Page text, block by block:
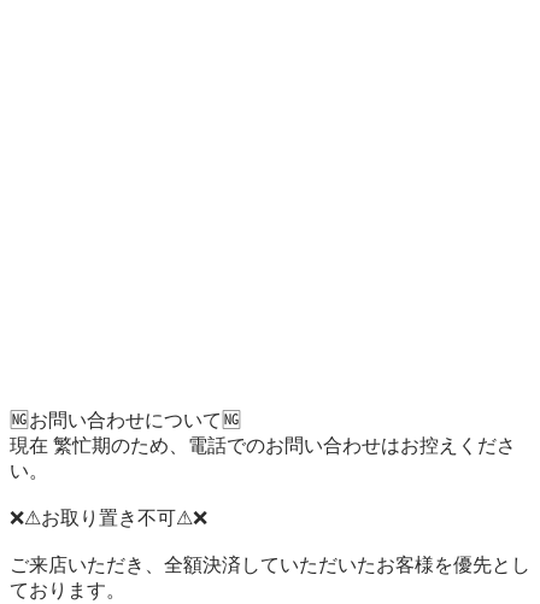
🆖お問い合わせについて🆖
現在 繁忙期のため、電話でのお問い合わせはお控えくださ
い。
❌⚠お取り置き不可⚠❌
ご来店いただき、全額決済していただいたお客様を優先とし
ております。